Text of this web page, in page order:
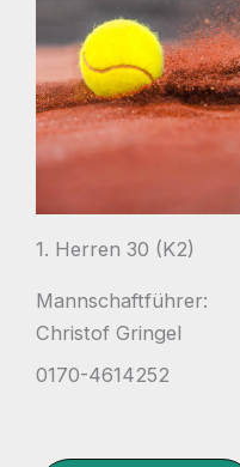
1. Herren 30 (K2)
Mannschaftführer:
Christof Gringel
0170-4614252